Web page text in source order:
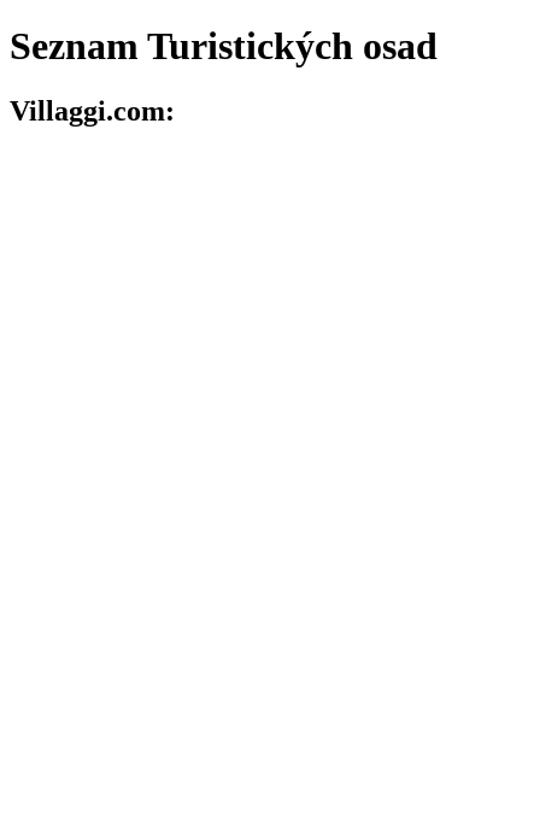
Seznam Turistických osad
Villaggi.com: